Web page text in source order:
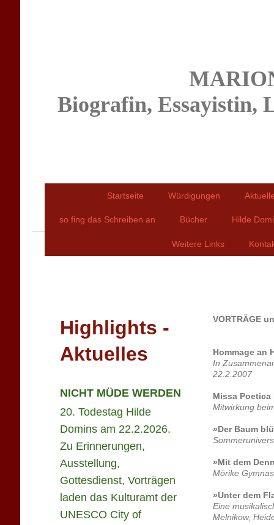
Biografin, Essayistin,
Startseite Würdigungen
so fing das Schreiben an Bücher Hilde
Weitere Links
VORTRÄGE
Hommage an
In
22.2.2007
Missa Poetica
Mitwirkung
»Der Baum
»Mit dem
Mörike
»Unter dem
Eine
Melnikow,
Highlights -
Aktuelles
NICHT MÜDE WERDEN
20. Todestag Hilde
Domins am 22.2.2026.
Zu Erinnerungen,
Ausstellung,
Gottesdienst, Vorträgen
laden das Kulturamt der
UNESCO City of